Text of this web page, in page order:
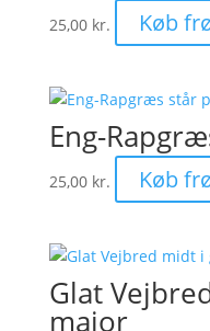
25,00 kr. Køb
Eng-
25,00 kr. Køb
Glat
major